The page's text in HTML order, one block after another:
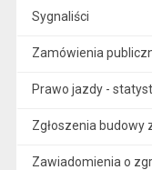
Sygnaliści
Zamówienia
Prawo jazdy -
Zgłoszenia
Zawiadomienia o